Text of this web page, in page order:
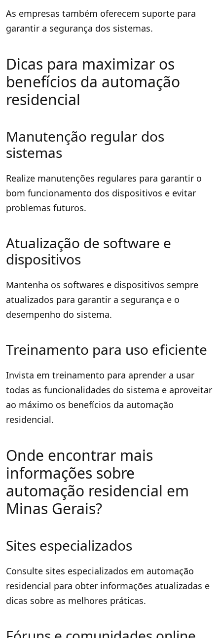
As empresas também oferecem suporte para
garantir a segurança dos sistemas.
Dicas para maximizar os
benefícios da automação
residencial
Manutenção regular dos
sistemas
Realize manutenções regulares para garantir o
bom funcionamento dos dispositivos e evitar
problemas futuros.
Atualização de software e
dispositivos
Mantenha os softwares e dispositivos sempre
atualizados para garantir a segurança e o
desempenho do sistema.
Treinamento para uso eficiente
Invista em treinamento para aprender a usar
todas as funcionalidades do sistema e aproveitar
ao máximo os benefícios da automação
residencial.
Onde encontrar mais
informações sobre
automação residencial em
Minas Gerais?
Sites especializados
Consulte sites especializados em automação
residencial para obter informações atualizadas e
dicas sobre as melhores práticas.